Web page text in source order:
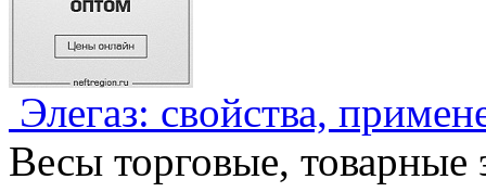
Элегаз: свойства,
Весы торговые, товарные